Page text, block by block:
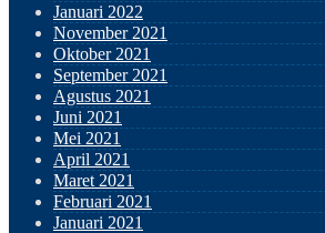
Januari 2022
November 2021
Oktober 2021
September 2021
Agustus 2021
Juni 2021
Mei 2021
April 2021
Maret 2021
Februari 2021
Januari 2021